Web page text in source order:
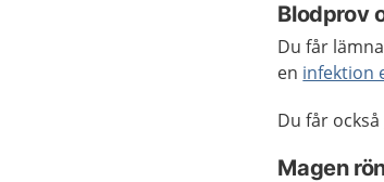
Blodprov
Du får lämna
en infektion
Du får också
Magen